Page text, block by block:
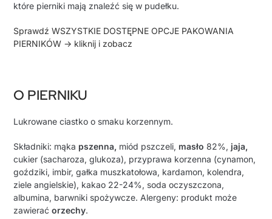
które pierniki mają znaleźć się w pudełku.
Sprawdź WSZYSTKIE DOSTĘPNE OPCJE PAKOWANIA
PIERNIKÓW -> kliknij i zobacz
O PIERNIKU
Lukrowane ciastko o smaku korzennym.
Składniki: mąka pszenna, miód pszczeli, masło 82%,jaja,
cukier (sacharoza, glukoza), przyprawa korzenna (cynamon,
goździki, imbir, gałka muszkatołowa, kardamon, kolendra,
ziele angielskie), kakao 22-24%, soda oczyszczona,
albumina, barwniki spożywcze. Alergeny: produkt może
zawieraćorzechy.